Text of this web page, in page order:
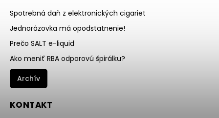
Spotrebná daň z elektronických cigariet
Jednorázovka má opodstatnenie!
Prečo SALT e-liquid
Ako meniť RBA odporovú špirálku?
Archív
KONTAKT